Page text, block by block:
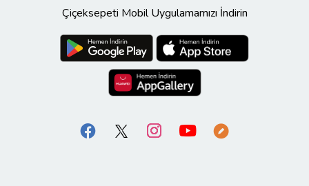
Çiçeksepeti Mobil Uygulamamızı İndirin